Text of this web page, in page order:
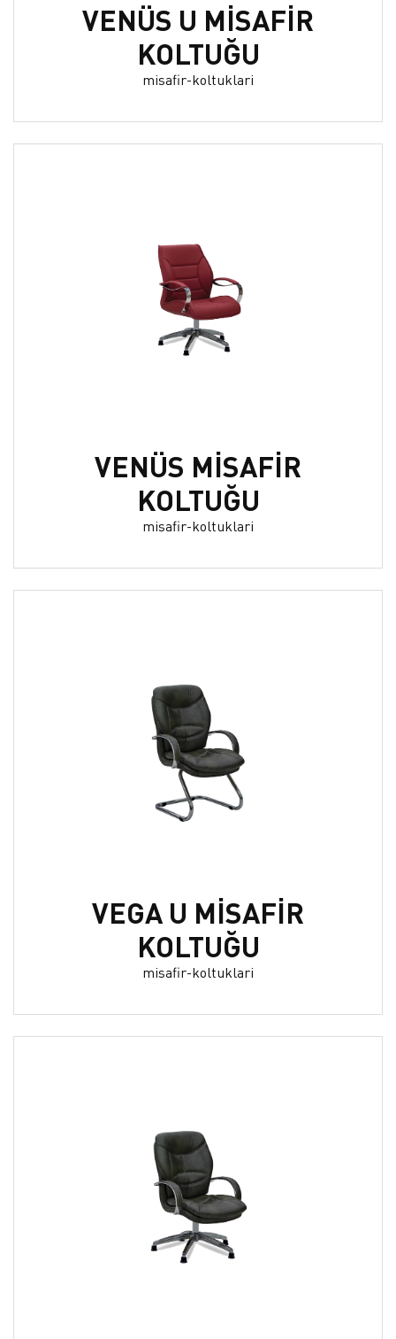
VENÜS U MİSAFİR
KOLTUĞU
misafir-koltuklari
VENÜS MİSAFİR
KOLTUĞU
misafir-koltuklari
VEGA U MİSAFİR
KOLTUĞU
misafir-koltuklari